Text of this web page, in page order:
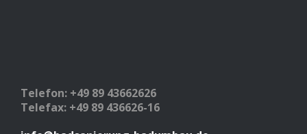
Telefon: +49 89 43662626
Telefax: +49 89 436626-16